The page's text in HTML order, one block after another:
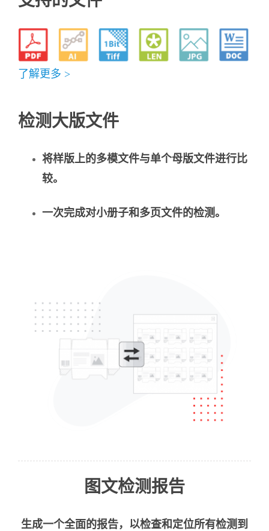
了解更多 >
检测大版文件
将样版上的多模文件与单个母版文件进行比
较。
一次完成对小册子和多页文件的检测。
图文检测报告
生成一个全面的报告，以检查和定位所有检测到